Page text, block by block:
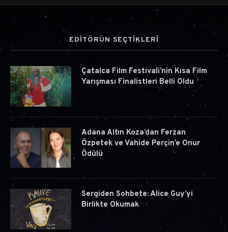
EDİTÖRÜN SEÇTİKLERİ
Çatalca Film Festivali’nin Kısa Film
Yarışması Finalistleri Belli Oldu
Adana Altın Koza’dan Ferzan
Özpetek ve Vahide Perçin’e Onur
Ödülü
Sergiden Sohbete: Alice Guy’yi
Birlikte Okumak